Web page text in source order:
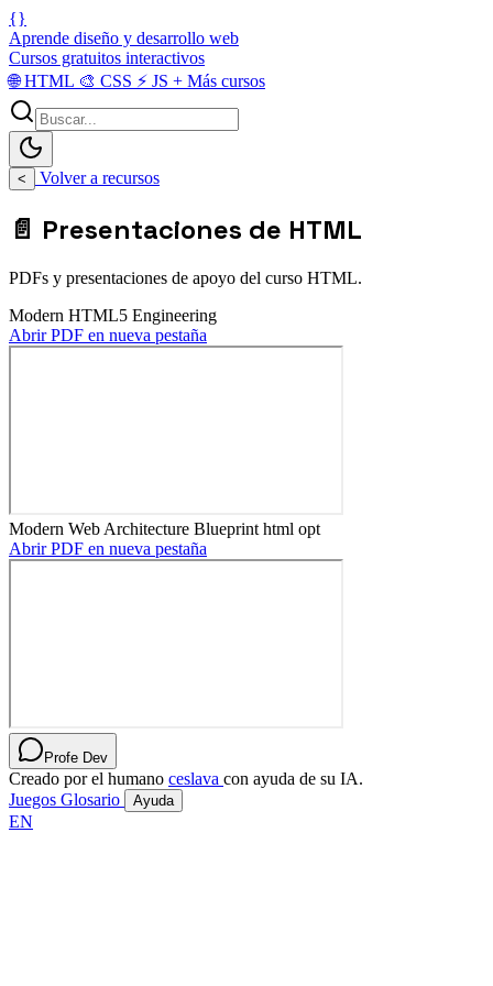
{}
Aprende diseño y desarrollo web
Cursos gratuitos interactivos
🌐HTML 🎨 CSS ⚡ JS + Más cursos
< Volver a recursos
📄 Presentaciones de HTML
PDFs y presentaciones de apoyo del curso HTML.
Modern HTML5 Engineering
Abrir PDF en nueva pestaña
Modern Web Architecture Blueprint html opt
Abrir PDF en nueva pestaña
Profe Dev
Creado por el humano ceslava con ayuda de su IA.
Juegos Glosario Ayuda
EN